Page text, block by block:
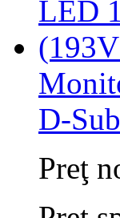
D-
Preţ